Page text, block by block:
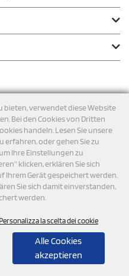
bieten, verwendet diese Website
Bei den Cookies von Dritten
handeln. Lesen Sie unsere
erfahren, oder gehen Sie zu
um Ihre Einstellungen zu
klicken, erklären Sie sich
Ihrem Gerät gespeichert werden.
Sie sich damit einverstanden,
werden.
Personalizza la scelta dei cookie
Alle Cookies
akzeptieren
SIND VORBEHALTEN -